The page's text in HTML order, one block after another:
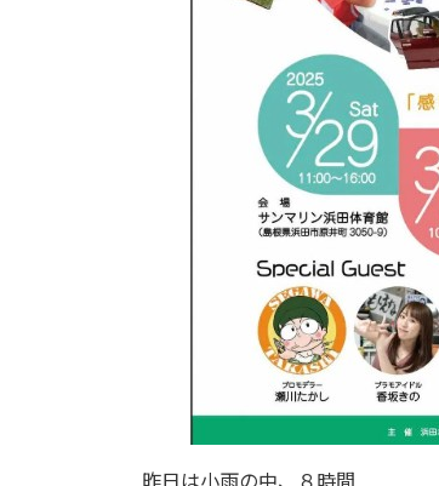
昨日は小雨の中、８時間